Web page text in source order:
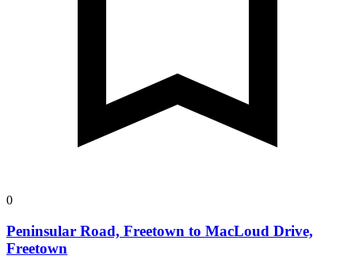
0
Peninsular Road, Freetown to MacLoud Drive,
Freetown